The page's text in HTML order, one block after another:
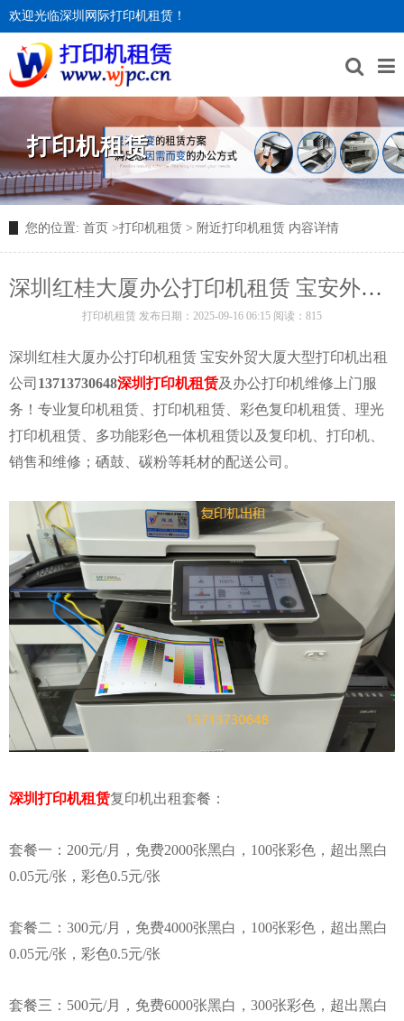
欢迎光临深圳网际打印机租赁！
打印机租赁
您的位置: 首页 >打印机租赁 > 附近打印机租赁 内容详情
深圳红桂大厦办公打印机租赁 宝安外贸大厦大型打印机出租公司
打印机租赁 发布日期：2025-09-16 06:15 阅读：815
深圳红桂大厦办公打印机租赁 宝安外贸大厦大型打印机出租
公司 13713730648深圳打印机租赁及办公打印机维修上门服
务！专业复印机租赁、打印机租赁、彩色复印机租赁、理光
打印机租赁、多功能彩色一体机租赁以及复印机、打印机、
销售和维修；硒鼓、碳粉等耗材的配送公司。
深圳打印机租赁复印机出租套餐：
套餐一：200元/月，免费2000张黑白，100张彩色，超出黑白
0.05元/张，彩色0.5元/张
套餐二：300元/月，免费4000张黑白，100张彩色，超出黑白
0.05元/张，彩色0.5元/张
套餐三：500元/月，免费6000张黑白，300张彩色，超出黑白